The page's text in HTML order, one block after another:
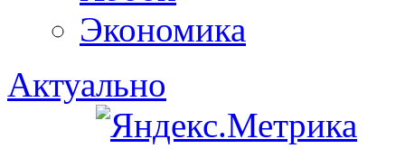
Экономика
Актуально